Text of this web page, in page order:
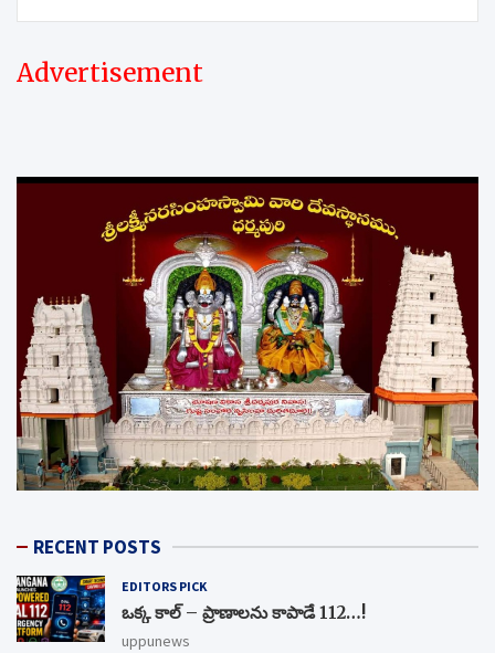
Advertisement
RECENT POSTS
EDITORS PICK
ఒక్క కాల్ – ప్రాణాలను కాపాడే 112…!
uppunews